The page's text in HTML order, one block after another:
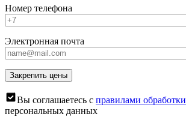
Номер телефона
Электронная почта
Вы соглашаетесь с правилами обработки
персональных данных